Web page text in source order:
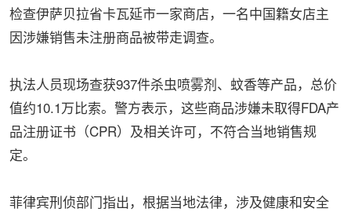
检查伊萨贝拉省卡瓦延市一家商店，一名中国籍女店主
因涉嫌销售未注册商品被带走调查。
执法人员现场查获937件杀虫喷雾剂、蚊香等产品，总价
值约10.1万比索。警方表示，这些商品涉嫌未取得FDA产
品注册证书（CPR）及相关许可，不符合当地销售规
定。
菲律宾刑侦部门指出，根据当地法律，涉及健康和安全